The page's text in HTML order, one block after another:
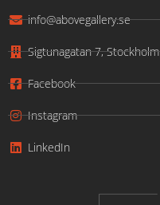
info@abovegallery.se
Sigtunagatan 7, Stockholm
Facebook
Instagram
LinkedIn